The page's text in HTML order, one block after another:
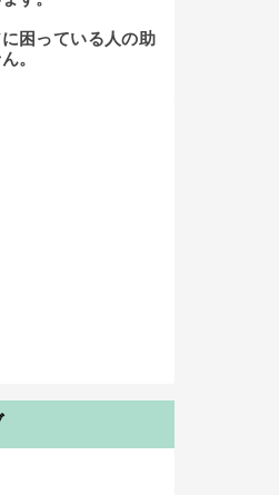
困っている人の助
。